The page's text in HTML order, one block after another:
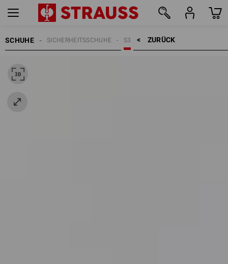
SCHUHE ZURÜCK    >
S3
SICHERHEITSSCHUHE